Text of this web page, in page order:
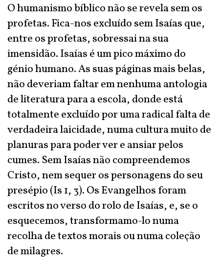
O humanismo bíblico não se revela sem os
profetas. Fica-nos excluído sem Isaías que,
entre os profetas, sobressai na sua
imensidão. Isaías é um pico máximo do
génio humano. As suas páginas mais belas,
não deveriam faltar em nenhuma antologia
de literatura para a escola, donde está
totalmente excluído por uma radical falta de
verdadeira laicidade, numa cultura muito de
planuras para poder ver e ansiar pelos
cumes. Sem Isaías não compreendemos
Cristo, nem sequer os personagens do seu
presépio (Is 1, 3). Os Evangelhos foram
escritos no verso do rolo de Isaías, e, se o
esquecemos, transformamo-lo numa
recolha de textos morais ou numa coleção
de milagres.